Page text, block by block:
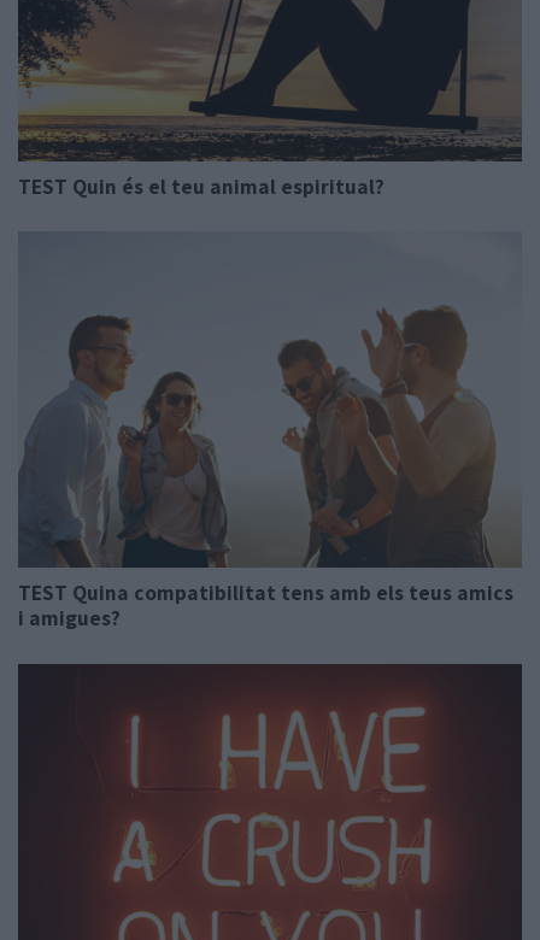
TEST Quin és el teu animal espiritual?
TEST Quina compatibilitat tens amb els teus amics
i amigues?